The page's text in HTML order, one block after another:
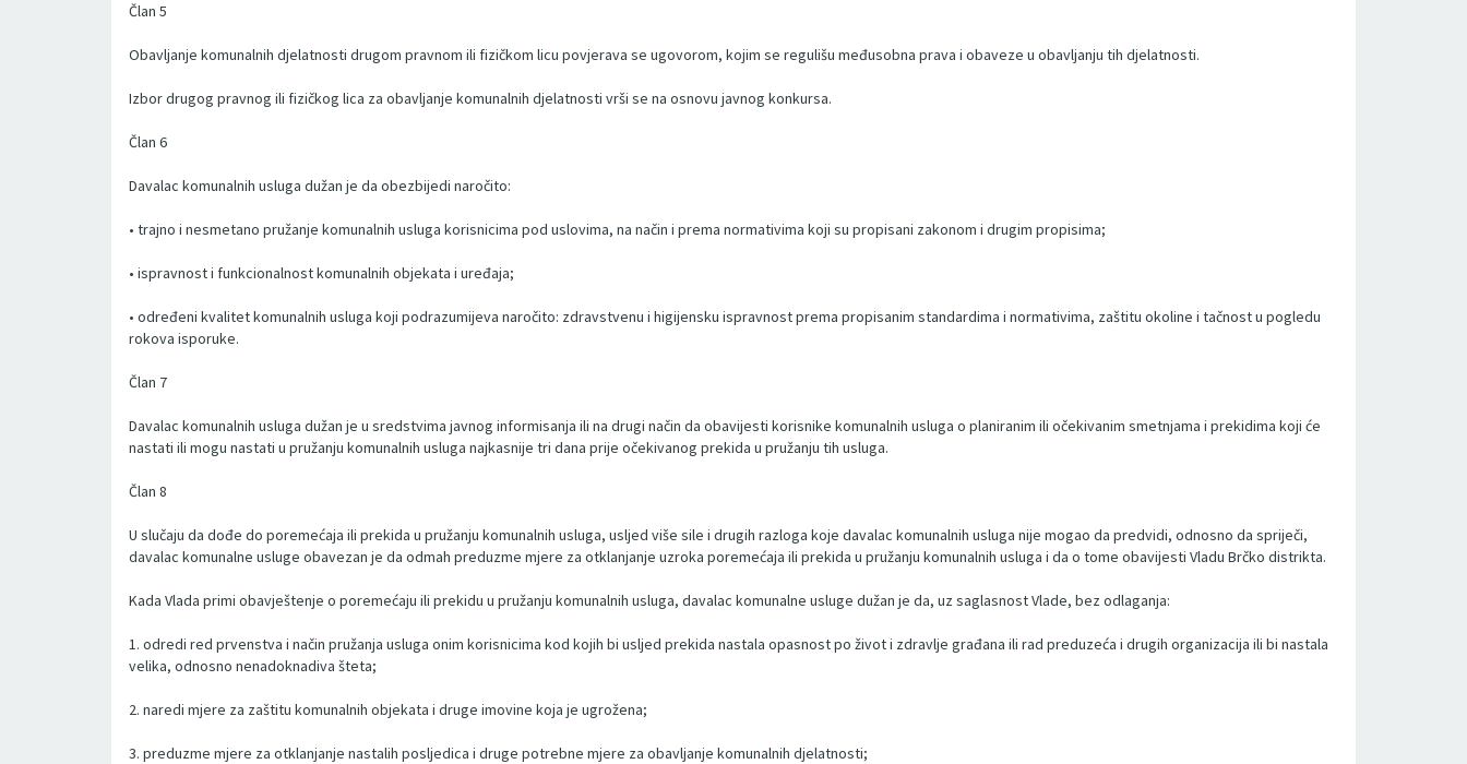
Član 5
Obavljanje komunalnih djelatnosti drugom pravnom ili fizičkom licu povjerava se ugovorom, kojim se regulišu međusobna prava i obaveze u obavljanju tih djelatnosti.
Izbor drugog pravnog ili fizičkog lica za obavljanje komunalnih djelatnosti vrši se na osnovu javnog konkursa.
Član 6
Davalac komunalnih usluga dužan je da obezbijedi naročito:
• trajno i nesmetano pružanje komunalnih usluga korisnicima pod uslovima, na način i prema normativima koji su propisani zakonom i drugim propisima;
• ispravnost i funkcionalnost komunalnih objekata i uređaja;
• određeni kvalitet komunalnih usluga koji podrazumijeva naročito: zdravstvenu i higijensku ispravnost prema propisanim standardima i normativima, zaštitu okoline i tačnost u pogledu
rokova isporuke.
Član 7
Davalac komunalnih usluga dužan je u sredstvima javnog informisanja ili na drugi način da obavijesti korisnike komunalnih usluga o planiranim ili očekivanim smetnjama i prekidima koji će
nastati ili mogu nastati u pružanju komunalnih usluga najkasnije tri dana prije očekivanog prekida u pružanju tih usluga.
Član 8
U slučaju da dođe do poremećaja ili prekida u pružanju komunalnih usluga, usljed više sile i drugih razloga koje davalac komunalnih usluga nije mogao da predvidi, odnosno da spriječi,
davalac komunalne usluge obavezan je da odmah preduzme mjere za otklanjanje uzroka poremećaja ili prekida u pružanju komunalnih usluga i da o tome obavijesti Vladu Brčko distrikta.
Kada Vlada primi obavještenje o poremećaju ili prekidu u pružanju komunalnih usluga, davalac komunalne usluge dužan je da, uz saglasnost Vlade, bez odlaganja:
1. odredi red prvenstva i način pružanja usluga onim korisnicima kod kojih bi usljed prekida nastala opasnost po život i zdravlje građana ili rad preduzeća i drugih organizacija ili bi nastala
velika, odnosno nenadoknadiva šteta;
2. naredi mjere za zaštitu komunalnih objekata i druge imovine koja je ugrožena;
3. preduzme mjere za otklanjanje nastalih posljedica i druge potrebne mjere za obavljanje komunalnih djelatnosti;